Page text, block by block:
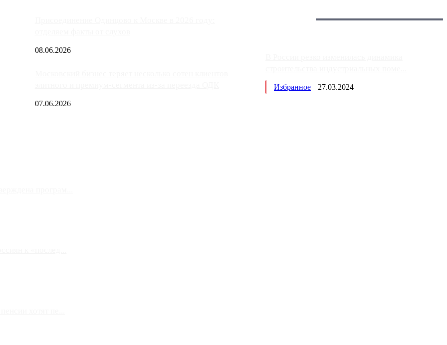
08.06.2026
07.06.2026
Избранное 27.03.2024